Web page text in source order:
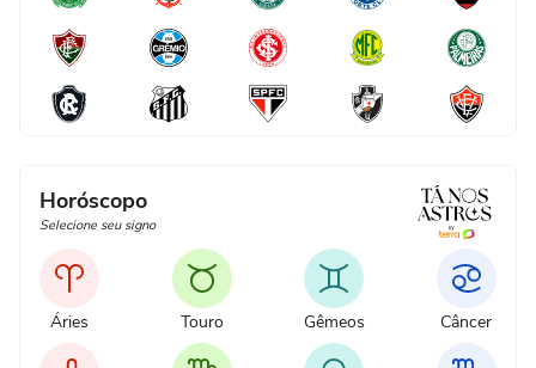
Horóscopo
Selecione seu signo
Áries Touro Gêmeos Câncer